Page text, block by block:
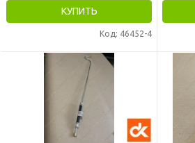
КУПИТЬ
Код: 46452-4